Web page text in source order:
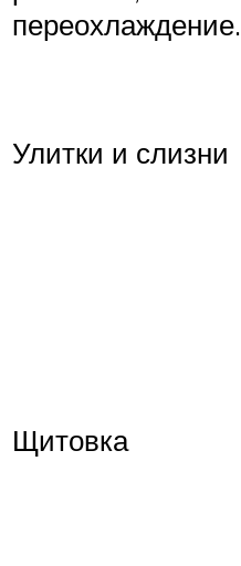
переохлаждение.
Улитки и слизни
Щитовка